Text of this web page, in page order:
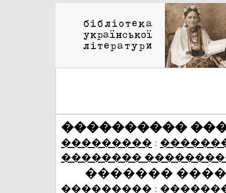
����������
��������� :
��������
�������
��������� :